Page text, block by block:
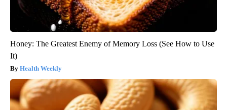
Honey: The Greatest Enemy of Memory Loss (See How to Use
It)
Health Weekly